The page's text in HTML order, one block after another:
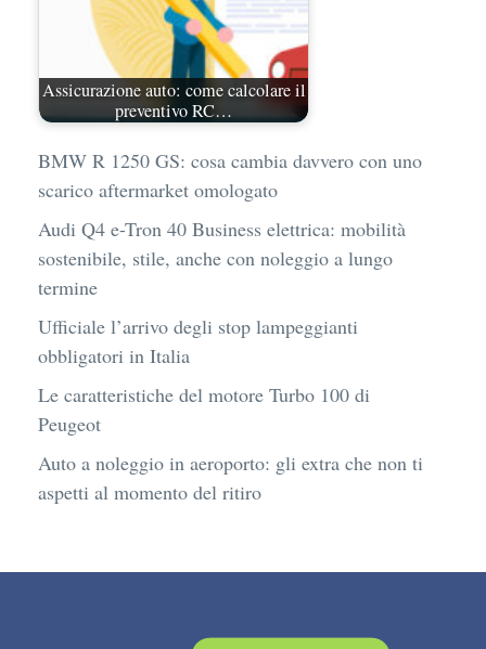
Assicurazione auto: come calcolare il
preventivo RC…
BMW R 1250 GS: cosa cambia davvero con uno
scarico aftermarket omologato
Audi Q4 e-Tron 40 Business elettrica: mobilità
sostenibile, stile, anche con noleggio a lungo
termine
Ufficiale l’arrivo degli stop lampeggianti
obbligatori in Italia
Le caratteristiche del motore Turbo 100 di
Peugeot
Auto a noleggio in aeroporto: gli extra che non ti
aspetti al momento del ritiro